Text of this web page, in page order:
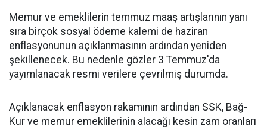
Memur ve emeklilerin temmuz maaş artışlarının yanı
sıra birçok sosyal ödeme kalemi de haziran
enflasyonunun açıklanmasının ardından yeniden
şekillenecek. Bu nedenle gözler 3 Temmuz'da
yayımlanacak resmi verilere çevrilmiş durumda.
Açıklanacak enflasyon rakamının ardından SSK, Bağ-
Kur ve memur emeklilerinin alacağı kesin zam oranları